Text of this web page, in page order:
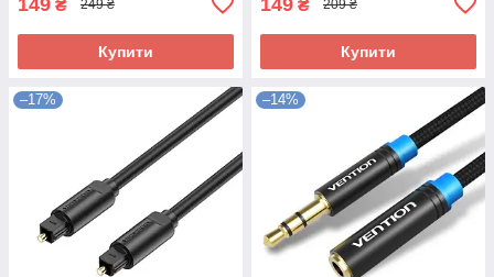
₴ 249 ₴
Купити
₴ 209 ₴
Купити
–17% –14%